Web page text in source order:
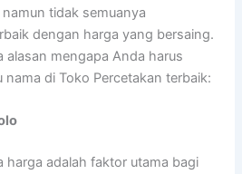
tidak semuanya
dengan harga yang bersaing.
alasan mengapa Anda harus
nama di Toko Percetakan terbaik:
harga adalah faktor utama bagi